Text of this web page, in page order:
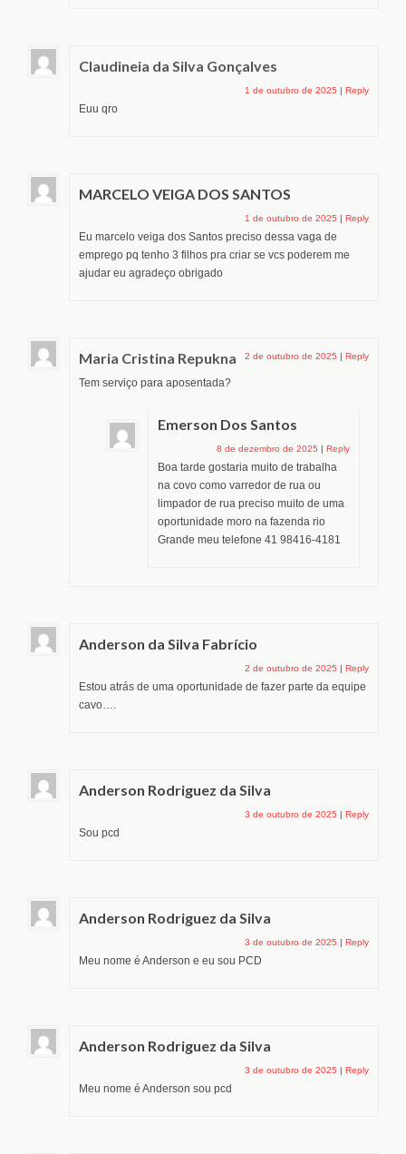
Claudineia da Silva Gonçalves
1 de outubro de 2025 | Reply
Euu qro
MARCELO VEIGA DOS SANTOS
1 de outubro de 2025 | Reply
Eu marcelo veiga dos Santos preciso dessa vaga de
emprego pq tenho 3 filhos pra criar se vcs poderem me
ajudar eu agradeço obrigado
Maria Cristina Repukna 2 de outubro de 2025 | Reply
Tem serviço para aposentada?
Emerson Dos Santos
8 de dezembro de 2025 | Reply
Boa tarde gostaria muito de trabalha
na covo como varredor de rua ou
limpador de rua preciso muito de uma
oportunidade moro na fazenda rio
Grande meu telefone 41 98416-4181
Anderson da Silva Fabrício
2 de outubro de 2025 | Reply
Estou atrás de uma oportunidade de fazer parte da equipe
cavo….
Anderson Rodriguez da Silva
3 de outubro de 2025 | Reply
Sou pcd
Anderson Rodriguez da Silva
3 de outubro de 2025 | Reply
Meu nome é Anderson e eu sou PCD
Anderson Rodriguez da Silva
3 de outubro de 2025 | Reply
Meu nome é Anderson sou pcd